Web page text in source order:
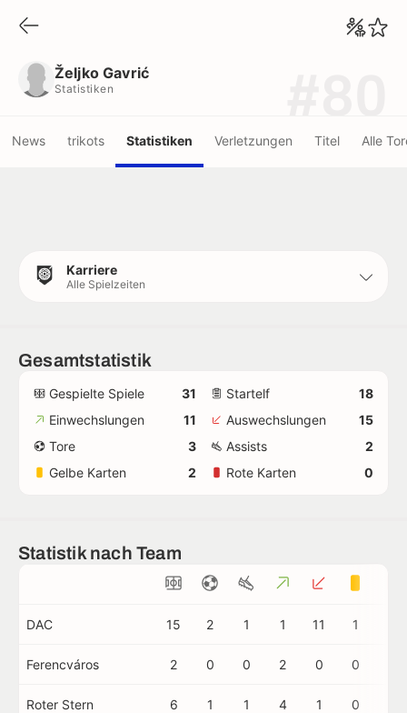
Željko Gavrić
Statistiken
News trikots Statistiken Verletzungen Titel Alle
Karriere
Alle Spielzeiten
Gesamtstatistik
Gespielte Spiele 31 Startelf
18
Einwechslungen
11 Auswechslungen
15
Tore
3 Assists
2
Gelbe Karten
2 Rote Karten 0
Statistik nach Team
DAC 15 2 1 1 11 1
Ferencváros 2 0 0 2 0 0
Roter Stern 6 1 1 4 1 0